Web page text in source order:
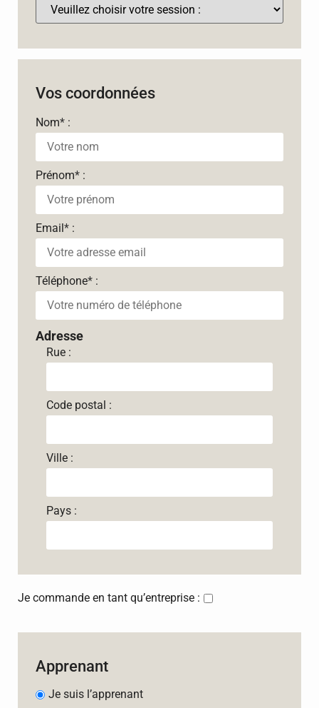
Vos coordonnées
Nom* :
Prénom* :
Email* :
Téléphone* :
Adresse
Rue :
Code postal :
Ville :
Pays :
Je commande en tant qu’entreprise :
Apprenant
Je suis l’apprenant